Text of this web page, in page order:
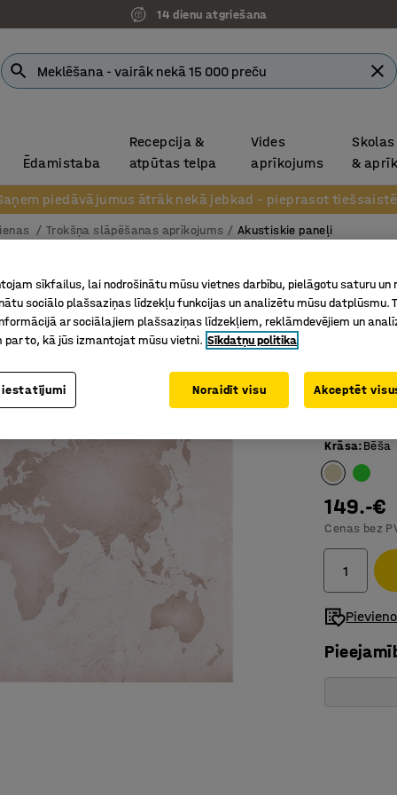
14 dienu atgriešana
Ēdamistaba
Recepcija &
atpūtas telpa
Vides
aprīkojums
&
piedāvājumus ātrāk nekā jebkad – pieprasot
Trokšņa slāpēšanas aprīkojums Akustiskie paneļi
Art. nr.
Krāsa:Bēša
149.-€
Cenas bez
sīkfailus, lai nodrošinātu mūsu vietnes darbību, pielāgotu saturu un
sociālo plašsaziņas līdzekļu funkcijas un analizētu mūsu datplūsmu.
ar sociālajiem plašsaziņas līdzekļiem, reklāmdevējiem un
par to, kā jūs izmantojat mūsu vietni. Sīkdatņu politika
Noraidīt visu Akceptēt